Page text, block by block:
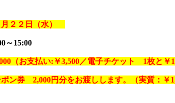
月２２日（水）
～15:00
（お支払い:￥3,500／電子チケット 1枚と￥
券 2,000円分をお渡しします。（実質：￥